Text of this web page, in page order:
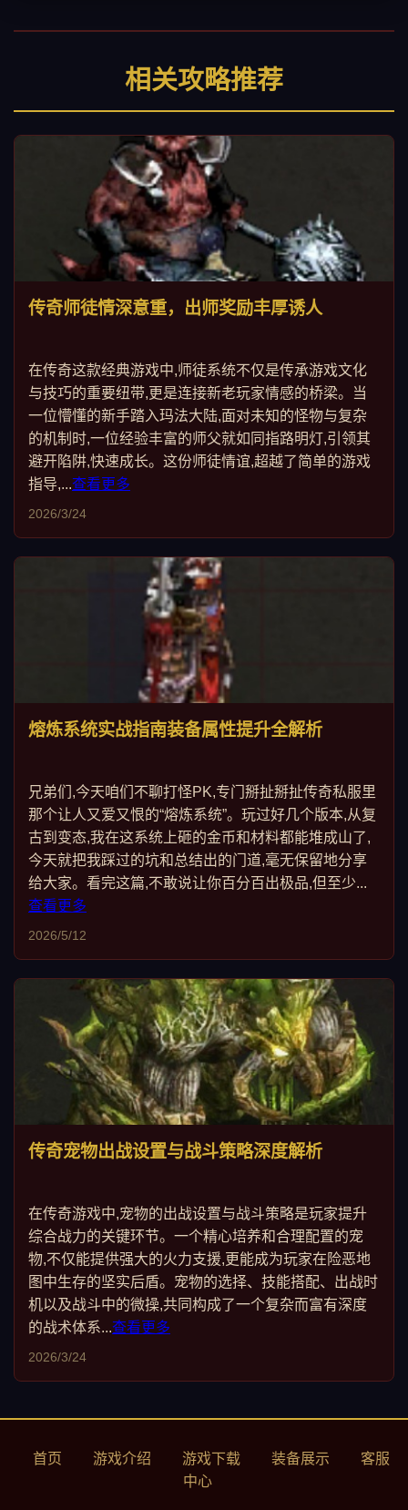
相关攻略推荐
传奇师徒情深意重，出师奖励丰厚诱人
在传奇这款经典游戏中,师徒系统不仅是传承游戏文化
与技巧的重要纽带,更是连接新老玩家情感的桥梁。当
一位懵懂的新手踏入玛法大陆,面对未知的怪物与复杂
的机制时,一位经验丰富的师父就如同指路明灯,引领其
避开陷阱,快速成长。这份师徒情谊,超越了简单的游戏
指导,...查看更多
2026/3/24
熔炼系统实战指南装备属性提升全解析
兄弟们,今天咱们不聊打怪PK,专门掰扯掰扯传奇私服里
那个让人又爱又恨的“熔炼系统”。玩过好几个版本,从复
古到变态,我在这系统上砸的金币和材料都能堆成山了,
今天就把我踩过的坑和总结出的门道,毫无保留地分享
给大家。看完这篇,不敢说让你百分百出极品,但至少...
查看更多
2026/5/12
传奇宠物出战设置与战斗策略深度解析
在传奇游戏中,宠物的出战设置与战斗策略是玩家提升
综合战力的关键环节。一个精心培养和合理配置的宠
物,不仅能提供强大的火力支援,更能成为玩家在险恶地
图中生存的坚实后盾。宠物的选择、技能搭配、出战时
机以及战斗中的微操,共同构成了一个复杂而富有深度
的战术体系...查看更多
2026/3/24
首页 游戏介绍 游戏下载 装备展示
客服
中心